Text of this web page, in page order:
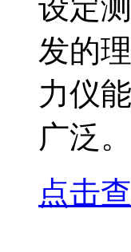
设定
发的
力仪
广泛。
点击